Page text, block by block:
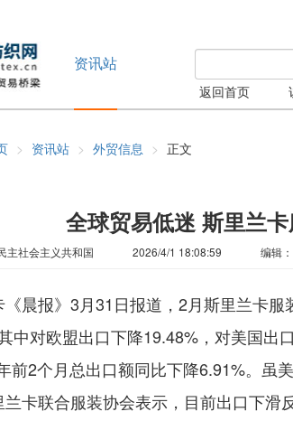
资讯站
返回首页
资讯站 外贸信息 正文
全球贸易低迷 斯里兰
主社会主义共和国 2026/4/1 18:08:59 编辑
晨报》3月31日报道，2月斯里兰卡
中对欧盟出口下降19.48%，对美国出
前2个月总出口额同比下降6.91%。虽
卡联合服装协会表示，目前出口下